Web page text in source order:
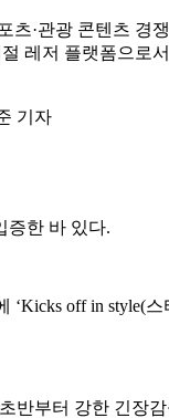
·관광 콘텐츠 경
레저 플랫폼으로
증한 바 있다.
‘Kicks off in style(
부터 강한 긴장